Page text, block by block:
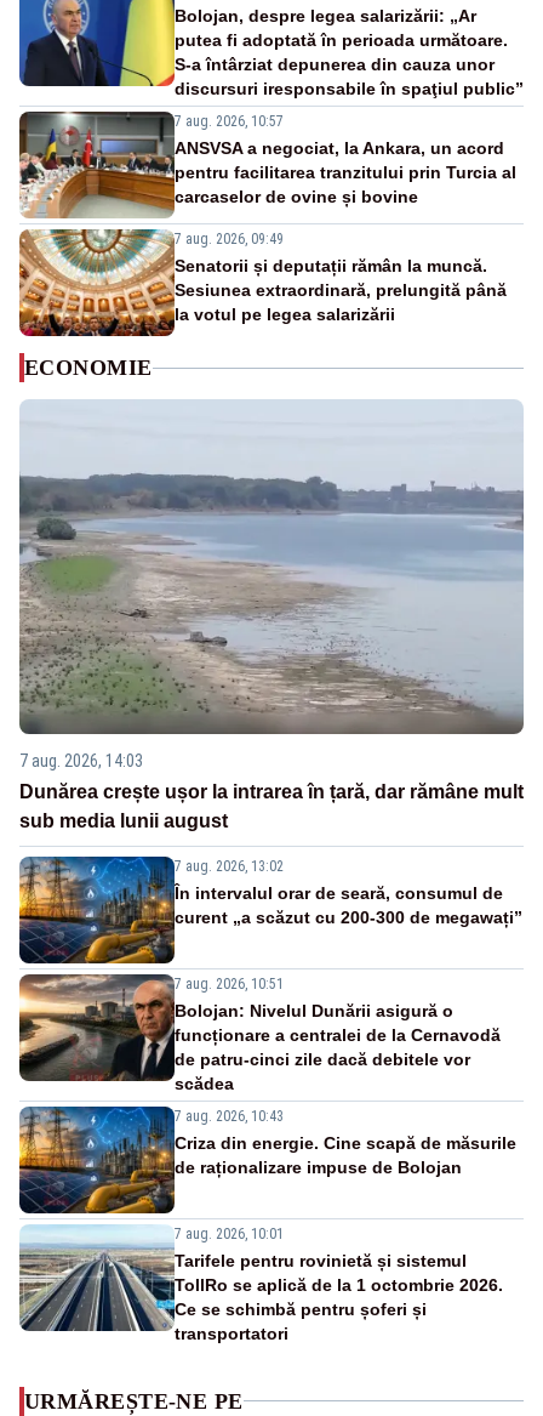
Bolojan, despre legea salarizării: „Ar
putea fi adoptată în perioada următoare.
S-a întârziat depunerea din cauza unor
discursuri iresponsabile în spaţiul public”
7 aug. 2026, 10:57
ANSVSA a negociat, la Ankara, un acord
pentru facilitarea tranzitului prin Turcia al
carcaselor de ovine și bovine
7 aug. 2026, 09:49
Senatorii și deputații rămân la muncă.
Sesiunea extraordinară, prelungită până
la votul pe legea salarizării
ECONOMIE
7 aug. 2026, 14:03
Dunărea crește ușor la intrarea în țară, dar rămâne mult
sub media lunii august
7 aug. 2026, 13:02
În intervalul orar de seară, consumul de
curent „a scăzut cu 200-300 de megawați”
7 aug. 2026, 10:51
Bolojan: Nivelul Dunării asigură o
funcționare a centralei de la Cernavodă
de patru-cinci zile dacă debitele vor
scădea
7 aug. 2026, 10:43
Criza din energie. Cine scapă de măsurile
de raționalizare impuse de Bolojan
7 aug. 2026, 10:01
Tarifele pentru rovinietă și sistemul
TollRo se aplică de la 1 octombrie 2026.
Ce se schimbă pentru șoferi și
transportatori
URMĂREȘTE-NE PE